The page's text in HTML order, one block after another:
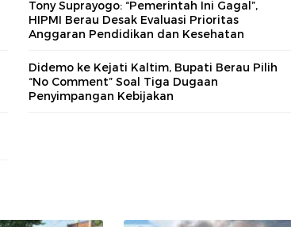
Tony Suprayogo: “Pemerintah Ini Gagal”,
HIPMI Berau Desak Evaluasi Prioritas
Anggaran Pendidikan dan Kesehatan
Didemo ke Kejati Kaltim, Bupati Berau Pilih
“No Comment” Soal Tiga Dugaan
Penyimpangan Kebijakan